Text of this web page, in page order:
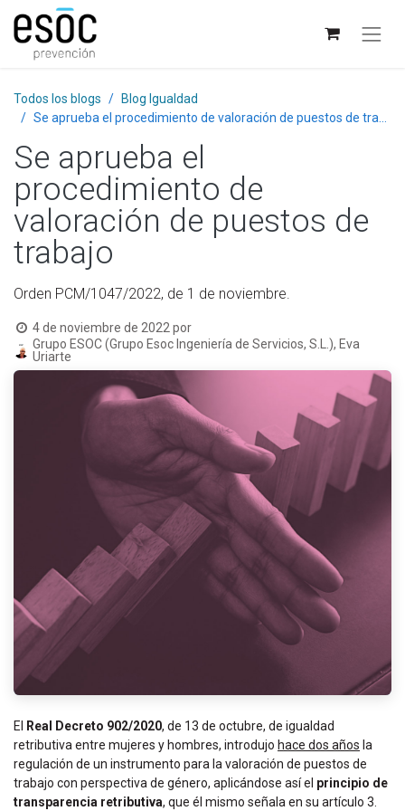
Todos los blogs
Blog Igualdad
Se aprueba el procedimiento de valoración de puestos de trabajo
Se aprueba el
procedimiento de
valoración de puestos de
trabajo
Orden PCM/1047/2022, de 1 de noviembre.
4 de noviembre de 2022 por
Grupo ESOC (Grupo Esoc Ingeniería de Servicios, S.L.), Eva
Uriarte
El Real Decreto 902/2020, de 13 de octubre, de igualdad
retributiva entre mujeres y hombres, introdujo hace dos años la
regulación de un instrumento para la valoración de puestos de
trabajo con perspectiva de género, aplicándose así el principio de
transparencia retributiva, que él mismo señala en su artículo 3.